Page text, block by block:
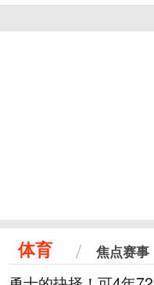
体育 焦点赛事